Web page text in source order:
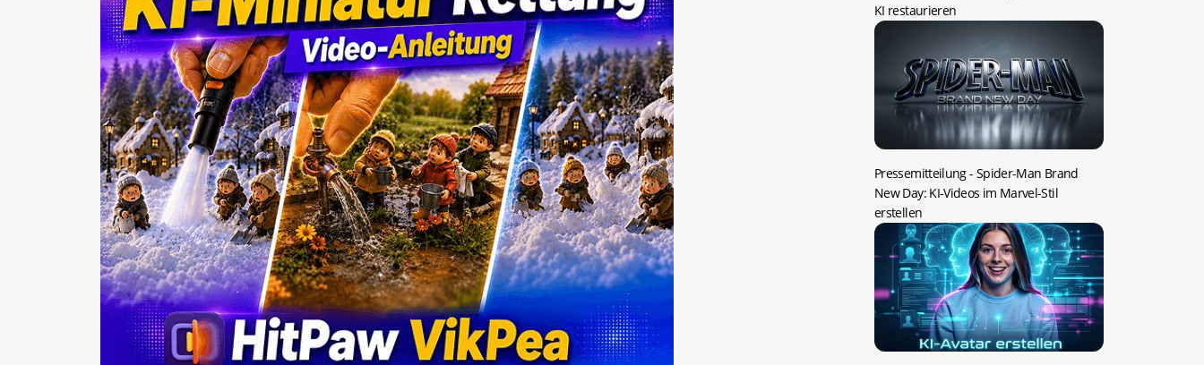
KI restaurieren
Pressemitteilung - Spider-Man Brand
New Day: KI-Videos im Marvel-Stil
erstellen